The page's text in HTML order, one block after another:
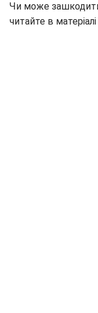
Чи може
читайте в